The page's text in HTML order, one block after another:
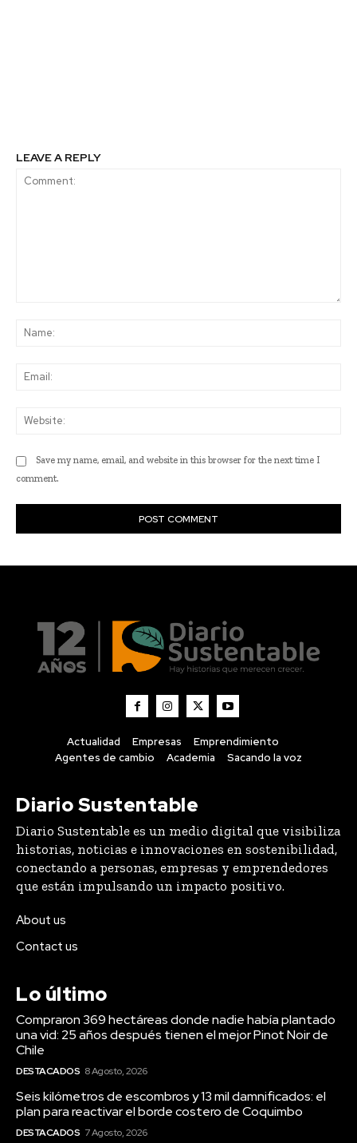
Actualidad Empresas
Emprendimiento
Agentes de cambio
Academia Sacando la voz
Diario Sustentable
Diario Sustentable es un medio digital que visibiliza
historias, noticias e innovaciones en sostenibilidad,
conectando a personas, empresas y emprendedores
que están impulsando un impacto positivo.
About us
Contact us
Lo último
Compraron 369 hectáreas donde nadie había plantado
una vid: 25 años después tienen el mejor Pinot Noir de
Chile
DESTACADOS 8 Agosto, 2026
Seis kilómetros de escombros y 13 mil damnificados: el
plan para reactivar el borde costero de Coquimbo
DESTACADOS 7 Agosto, 2026